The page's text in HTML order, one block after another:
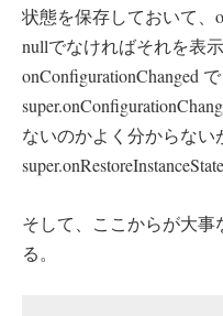
状態を保存しておいて、
nullでなければそれを表
onConfigurationChanged で
ないのかよく分からない
そして、ここからが大事
る。